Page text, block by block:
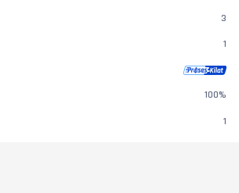
3
1
100%
1